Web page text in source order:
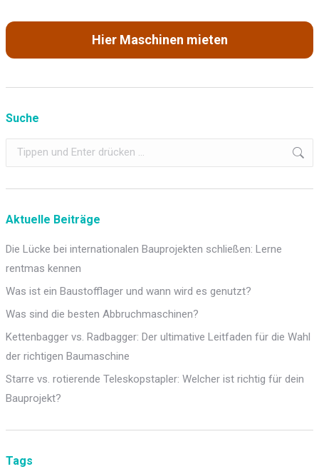
Hier Maschinen mieten
Suche
Search:
Aktuelle Beiträge
Die Lücke bei internationalen Bauprojekten schließen: Lerne
rentmas kennen
Was ist ein Baustofflager und wann wird es genutzt?
Was sind die besten Abbruchmaschinen?
Kettenbagger vs. Radbagger: Der ultimative Leitfaden für die Wahl
der richtigen Baumaschine
Starre vs. rotierende Teleskopstapler: Welcher ist richtig für dein
Bauprojekt?
Tags